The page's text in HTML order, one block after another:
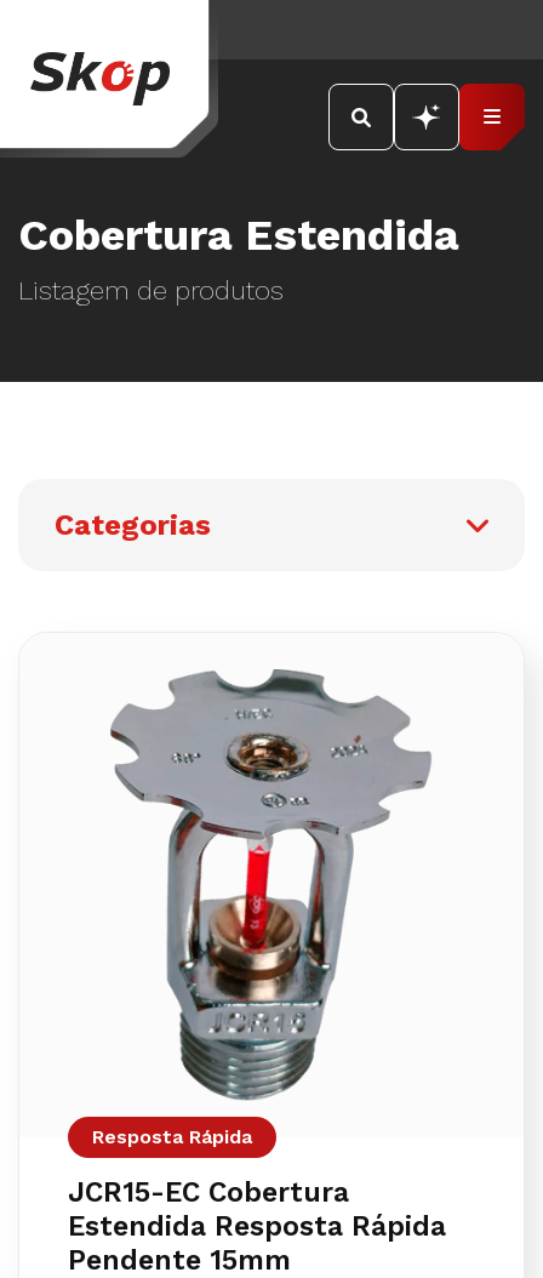
Cobertura Estendida
Listagem de produtos
Resposta Rápida
JCR15-EC Cobertura
Estendida Resposta Rápida
Pendente 15mm
Categorias